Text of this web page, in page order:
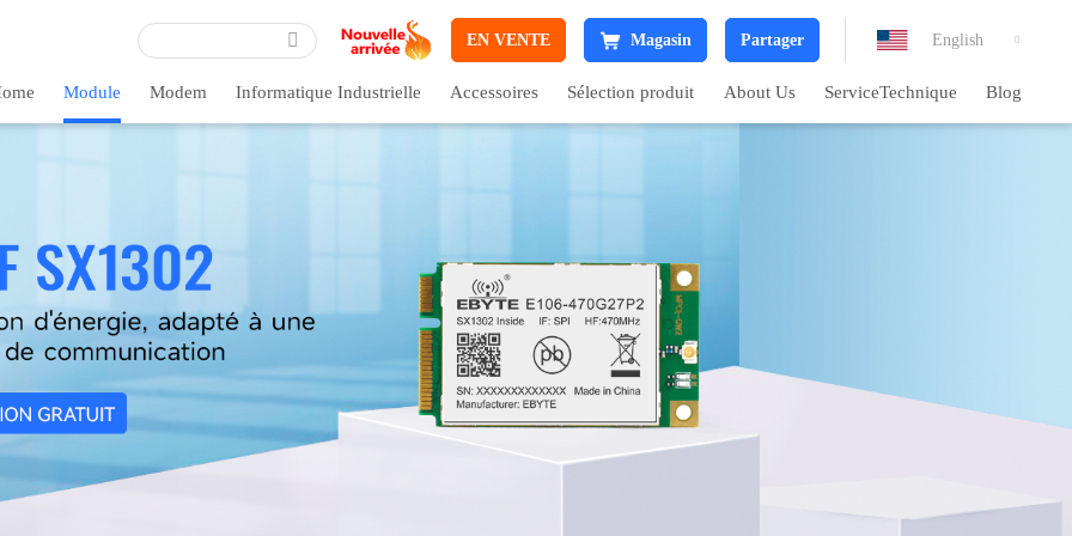
EN VENTE Magasin Partager English 
Module Modem Informatique Industrielle Accessoires Sélection produit About Us ServiceTechnique Blog